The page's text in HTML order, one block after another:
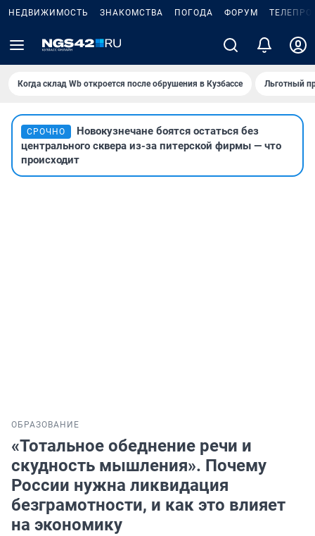
НЕДВИЖИМОСТЬ ЗНАКОМСТВА ПОГОДА ФОРУМ
Когда склад Wb откроется после обрушения в Кузбассе Льготный
СРОЧНО
Новокузнечане боятся остаться без
центрального сквера из-за питерской фирмы — что
происходит
ОБРАЗОВАНИЕ
«Тотальное обеднение речи и
скудность мышления». Почему
России нужна ликвидация
безграмотности, и как это влияет
на экономику